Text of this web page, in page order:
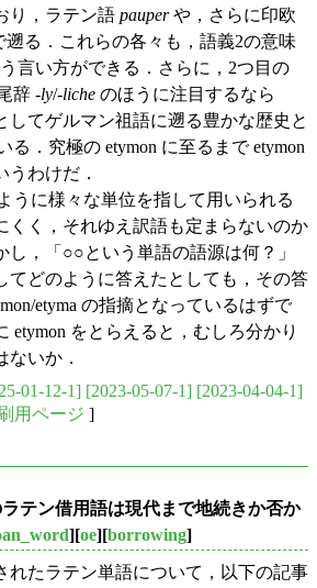
り，ラテン語 pauperや，さらに印欧
遡る．これらの各々も，語義2の意味
言い方ができる．さらに，2つ目の
辞 -ly/-liche のほうに注目するなら
してゲルマン祖語に遡る豊かな歴史と
る．究極の etymon に至るまで etymon
うわけだ．
うに様々な単位を指して用いられる
くく，それゆえ訳語も定まらないのか
し，「○○という単語の語源は何？」
てどのように答えたとしても，その答
etyma の指摘となっているはずで
etymon をとらえると，むしろ分かり
ないか．
01-12-1] [2023-05-07-1] [2023-04-04-1]
用ページ ]
ラテン借用語は現代まで地続きか否か
][oe][borrowing]
たラテン単語について，以下の記事